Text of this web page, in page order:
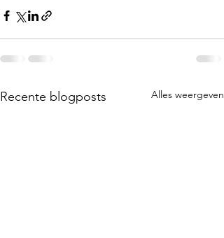
Recente blogposts Alles weergeven